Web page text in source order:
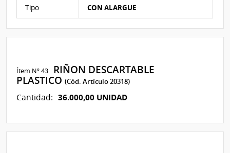
Tipo CON ALARGUE
Ítem Nº 43
RIÑON DESCARTABLE
PLASTICO(Cód. Artículo 20318)
Cantidad: 36.000,00 UNIDAD